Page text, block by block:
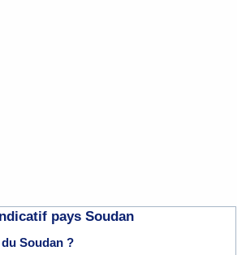
Indicatif pays Soudan
Soudan ?